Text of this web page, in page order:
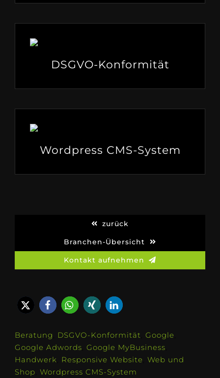
DSGVO-Konformität
Wordpress CMS-System
zurück
Branchen-Übersicht
Kontakt aufnehmen
Beratung DSGVO-Konformität Google
Google Adwords Google MyBusiness
Handwerk
Responsive Website Web und
Shop Wordpress CMS-System